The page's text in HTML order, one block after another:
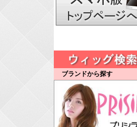
ブランドから探す